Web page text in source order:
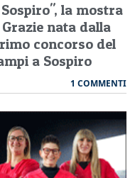
la mostra
nata dalla
concorso del
a Sospiro
1 COMMENTI